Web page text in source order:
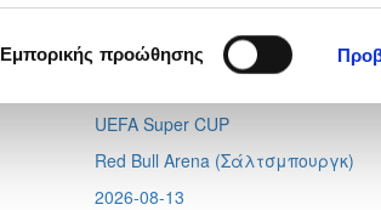
Εμπορικής προώθησης
Conference League
Απόλλων - Μπραν
UEFA Super CUP
Red Bull Arena (Σάλτσμπουργκ)
2026-08-13